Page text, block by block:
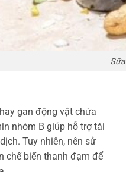
gan động vật chứa
nhóm B giúp hỗ trợ tái
Tuy nhiên, nên sử
chế biến thanh đạm để